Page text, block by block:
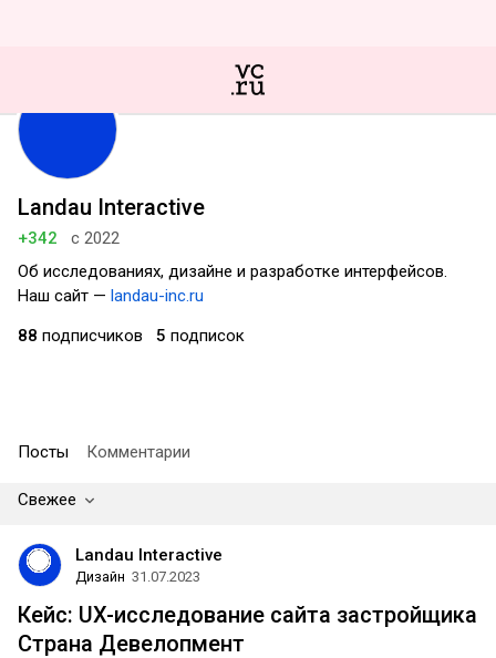
Landau Interactive
+342
с 2022
Об исследованиях, дизайне и разработке интерфейсов.
Наш сайт — landau-inc.ru
88 подписчиков 5 подписок
Посты Комментарии
Свежее
Landau Interactive
Дизайн 31.07.2023
Кейс: UX-исследование сайта застройщика
Страна Девелопмент